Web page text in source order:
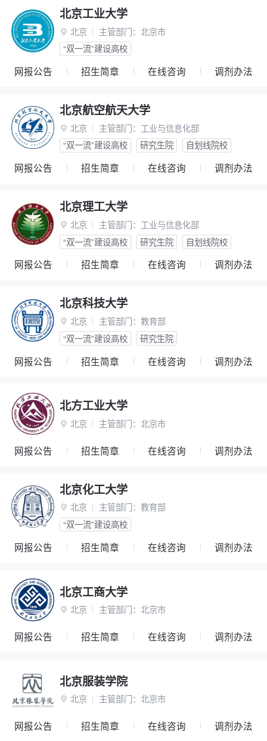
北京工业大学
 北京 主管部门： 北京市
“双一流”建设高校
网报公告 招生简章 在线咨询 调剂办法
北京航空航天大学
 北京 主管部门： 工业与信息化部
“双一流”建设高校
研究生院 自划线院校
网报公告 招生简章 在线咨询 调剂办法
北京理工大学
 北京 主管部门： 工业与信息化部
“双一流”建设高校
研究生院 自划线院校
网报公告 招生简章 在线咨询 调剂办法
北京科技大学
 北京 主管部门： 教育部
“双一流”建设高校
研究生院
网报公告 招生简章 在线咨询 调剂办法
北方工业大学
 北京 主管部门： 北京市
网报公告 招生简章 在线咨询 调剂办法
北京化工大学
 北京 主管部门： 教育部
“双一流”建设高校
网报公告 招生简章 在线咨询 调剂办法
北京工商大学
 北京 主管部门： 北京市
网报公告 招生简章 在线咨询 调剂办法
北京服装学院
 北京 主管部门： 北京市
网报公告 招生简章 在线咨询 调剂办法